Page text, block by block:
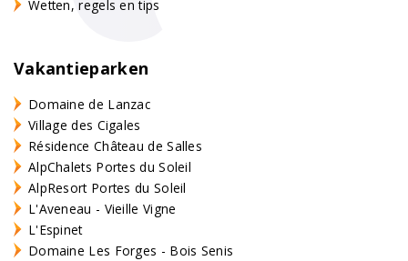
Wetten, regels en tips
Vakantieparken
Domaine de Lanzac
Village des Cigales
Résidence Château de Salles
AlpChalets Portes du Soleil
AlpResort Portes du Soleil
L'Aveneau - Vieille Vigne
L'Espinet
Domaine Les Forges - Bois Senis